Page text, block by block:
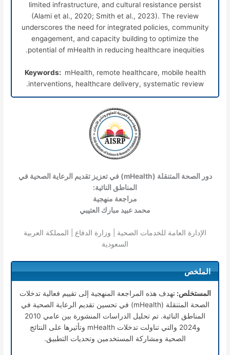
limited infrastructure, and cultural resistance persist
(Alami et al., 2020; Smith et al., 2023). The review
underscores the need for integrated policies, community
engagement, and capacity building to optimize the
potential of mHealth in reducing healthcare inequities.
Keywords: mHealth, remote healthcare, mobile health
interventions, healthcare delivery, systematic review.
دور الصحة المتنقلة (mHealth) في تعزيز تقديم الرعاية الصحية في
المناطق النائية:
مراجعة منهجية
محمد عبيد مبارك العتيبي
الإدارة العامة للخدمات الصحية | وزارة الدفاع | المملكة العربية
السعودية
الملخص
المستخلص:تهدف هذه المراجعة المنهجية إلى تقييم فعالية تدخلات
الصحة المتنقلة (mHealth) في تحسين تقديم الرعاية الصحية في
المناطق النائية. تم تحليل الدراسات المنشورة بين عامي 2010
و2024 والتي تناولت تدخلات mHealth وتأثيرها على النتائج
الصحية ومشاركة المستخدمين وتحديات التطبيق.